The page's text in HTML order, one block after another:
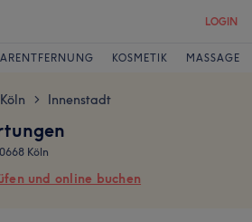
LOGIN
KOSMETIK MASSAGE
Köln > Innenstadt
Köln
und online buchen